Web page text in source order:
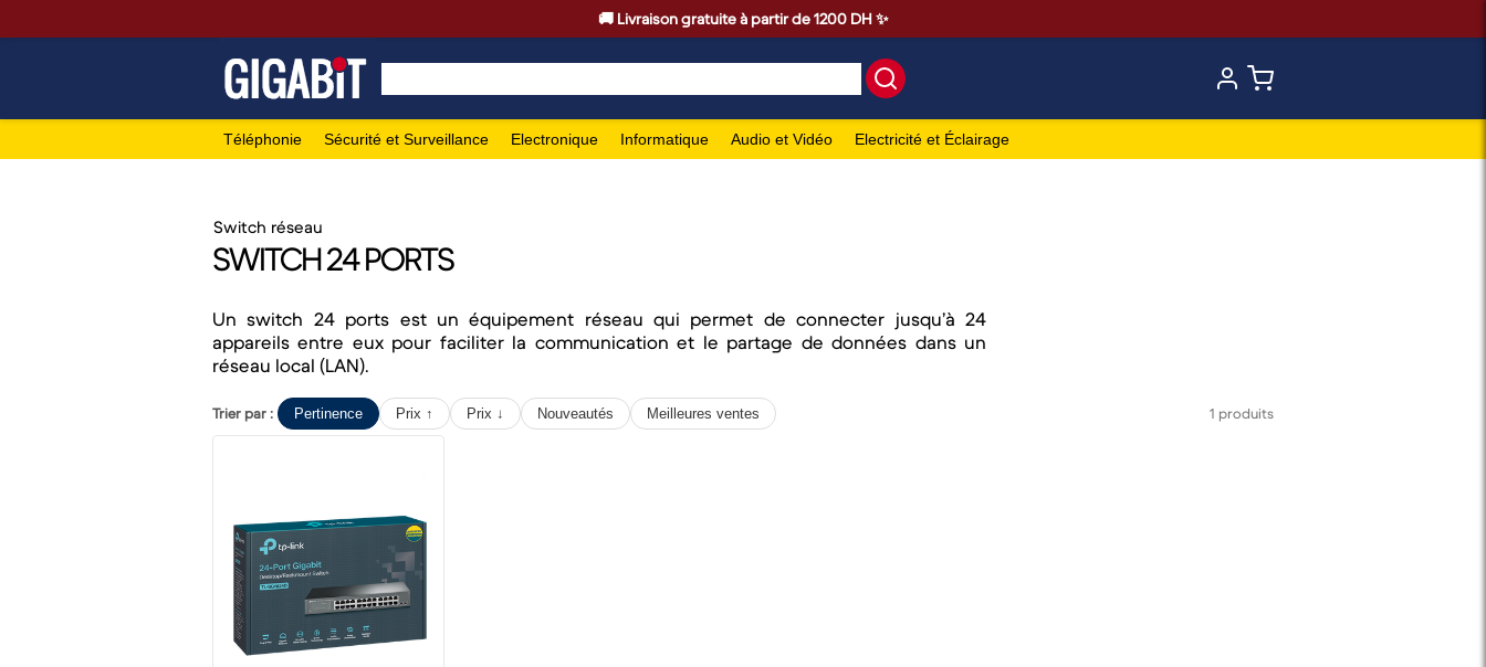
🚚 Livraison gratuite à partir de 1200 DH ✨
Téléphonie Sécurité et Surveillance Electronique Informatique Audio et Vidéo Electricité et Éclairage
Switch réseau
SWITCH 24 PORTS
Un switch 24 ports est un équipement réseau qui permet de connecter jusqu’à 24
appareils entre eux pour faciliter la communication et le partage de données dans un
réseau local (LAN).
Trier par : Pertinence Prix ↑ Prix ↓ Nouveautés Meilleures ventes 1 produits